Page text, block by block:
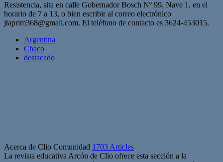
Resistencia, sita en calle Gobernador Bosch Nº 99, Nave 1, en el
horario de 7 a 13, o bien escribir al correo electrónico
jtaprim368@gmail.com. El teléfono de contacto es 3624-453015.
Argentina
Chaco
destacado
Acerca de Clio Comunidad 1703 Articles
La revista educativa Arcón de Clio ofrece esta sección a la